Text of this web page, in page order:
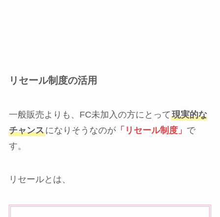
リセール制度の活用
一般販売よりも、FC未加入の方にとって現実的な
チャンスになりそうなのが「リセール制度」 で
す。
リセールとは、